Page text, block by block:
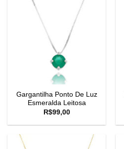
Gargantilha Ponto De Luz
Esmeralda Leitosa
R$99,00